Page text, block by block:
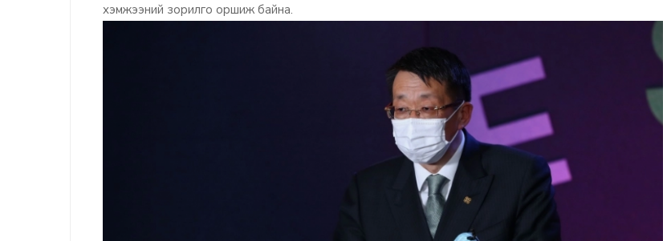
хэмжээний зорилго оршиж байна.